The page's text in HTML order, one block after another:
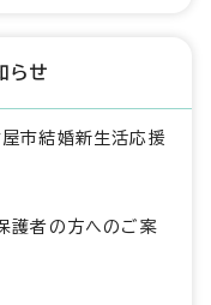
らせ
市結婚新生活応援
護者の方へのご案